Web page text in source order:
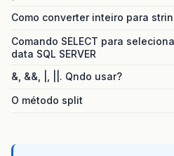
Como converter inteiro para
Comando SELECT para
data SQL SERVER
&, &&, |, ||. Qndo usar?
O método split